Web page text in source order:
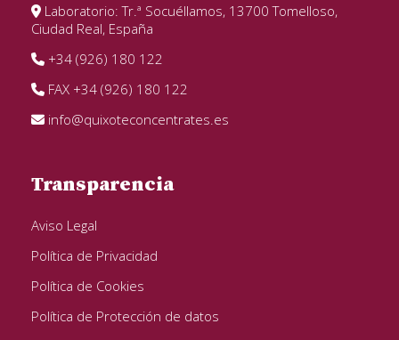
Laboratorio: Tr.ª Socuéllamos, 13700 Tomelloso,
Ciudad Real, España
+34 (926) 180 122
FAX +34 (926) 180 122
info@quixoteconcentrates.es
Transparencia
Aviso Legal
Política de Privacidad
Política de Cookies
Política de Protección de datos